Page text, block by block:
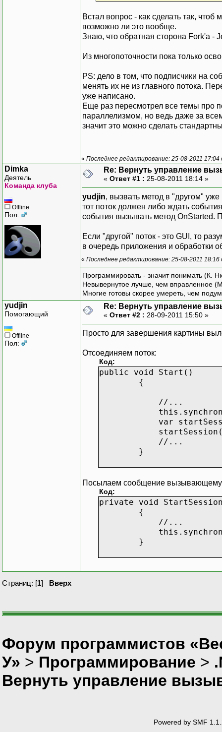
Встал вопрос - как сделать так,
возможно ли это вообще.
Знаю, что обратная сторона Fork'а -
Из многопоточности пока только
PS: дело в том, что подписчики на
менять их не из главного потока.
уже написано.
Еще раз пересмотрел все темы про
параллелизмом, но ведь даже за
значит это можно сделать
« Последнее редактирование: 25-08-2011
Dimka
Деятель
Команда клуба
Offline
Пол:
Re: Вернуть управление
« Ответ #1 : 25-08-2011 18:14 »
yudjin, вызвать метод в "другом"
тот поток должен либо ждать
события вызывать метод OnStarted.
Если "другой" поток - это GUI, то
в очередь приложения и обработки
« Последнее редактирование: 25-08-2011 18:16
Программировать - значит понимать (К.
Невывернутое лучше, чем вправленное
Многие готовы скорее умереть, чем
yudjin
Помогающий
Offline
Пол:
Re: Вернуть управление
« Ответ #2 : 28-09-2011 15:50 »
Просто для завершения картины
Отсоединяем поток:
Код:
public void Start()
{
//...
var startSession =
//...
}
Посылаем сообщение вызывающему
Код:
private void
{
//...
}
Страниц: [1] Вверх
Форум программистов
У» > Программирование >
Вернуть управление
Powered by SMF